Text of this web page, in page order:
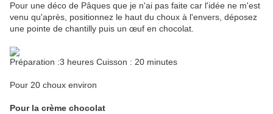
Pour une déco de Pâques que je n'ai pas faite car l'idée ne m'est
venu qu'après, positionnez le haut du choux à l'envers, déposez
une pointe de chantilly puis un œuf en chocolat.
Préparation :3 heures Cuisson : 20 minutes
Pour 20 choux environ
Pour la crème chocolat